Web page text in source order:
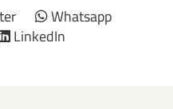
Whatsapp
LinkedIn